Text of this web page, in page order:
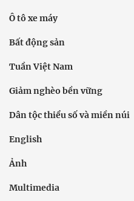
Ô tô xe máy
Bất động sản
Tuần Việt Nam
Giảm nghèo bền vững
Dân tộc thiểu số và miền núi
English
Ảnh
Multimedia